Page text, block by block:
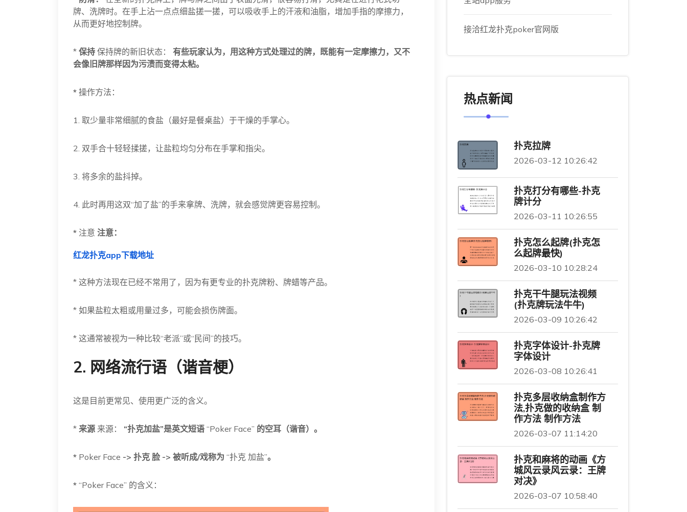
牌、洗牌时。在手上沾一点点细盐搓一搓，可以吸收手上的汗液和油脂，增加手指的摩擦力，
从而更好地控制牌。
* 保持 保持牌的新旧状态：
有些玩家认为，用这种方式处理过的牌，既能有一定摩擦力，又不
会像旧牌那样因为污渍而变得太粘。
* 操作方法：
1. 取少量非常细腻的食盐（最好是餐桌盐）于干燥的手掌心。
2. 双手合十轻轻揉搓，让盐粒均匀分布在手掌和指尖。
3. 将多余的盐抖掉。
4. 此时再用这双“加了盐”的手来拿牌、洗牌，就会感觉牌更容易控制。
* 注意 注意：
红龙扑克app下载地址
* 这种方法现在已经不常用了，因为有更专业的扑克牌粉、牌蜡等产品。
* 如果盐粒太粗或用量过多，可能会损伤牌面。
* 这通常被视为一种比较“老派”或“民间”的技巧。
2. 网络流行语（谐音梗）
这是目前更常见、使用更广泛的含义。
* 来源 来源： “扑克加盐”是英文短语 “Poker Face” 的空耳（谐音）。
* Poker Face -> 扑克 脸 -> 被听成/戏称为 “扑克 加盐”。
* “Poker Face” 的含义：
接洽红龙扑克poker官网版
热点新闻
扑克拉牌
2026-03-12 10:26:42
扑克打分有哪些-扑克
牌计分
2026-03-11 10:26:55
扑克怎么起牌(扑克怎
么起牌最快)
2026-03-10 10:28:24
扑克干牛腿玩法视频
(扑克牌玩法牛牛)
2026-03-09 10:26:42
扑克字体设计-扑克牌
字体设计
2026-03-08 10:26:41
扑克多层收纳盒制作方
法,扑克做的收纳盒 制
作方法 制作方法
2026-03-07 11:14:20
扑克和麻将的动画《方
城风云录风云录：王牌
对决》
2026-03-07 10:58:40